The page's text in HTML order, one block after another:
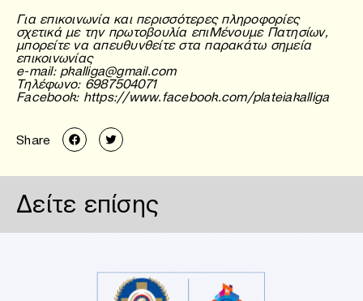
Για επικοινωνία και περισσότερες πληροφορίες
σχετικά με την πρωτοβουλία επιΜένουμε Πατησίων,
μπορείτε να απευθυνθείτε στα παρακάτω σημεία
επικοινωνίας
e-mail: pkalliga@gmail.com
Τηλέφωνο: 6987504071
Facebook: https://www.facebook.com/plateiakalliga
Share
Δείτε επίσης